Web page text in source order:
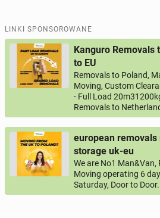
LINKI SPONSOROWANE
Kanguro Removals
to EU
Removals to Poland,
Moving, Custom
- Full Load
Removals to
european
storage uk-eu
We are No1 Man&Van,
Moving operating 6
Saturday, Door to Door.